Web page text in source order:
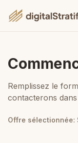
Remplissez le
contacterons
Offre sélectionnée: